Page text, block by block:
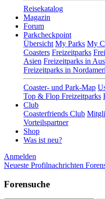
Reisekatalog
Magazin
Forum
Parkcheckpoint
Übersicht My Parks My
Coasters Freizeitparks
Asien Freizeitparks in
Freizeitparks in
Coaster- und Park-Map
Top & Flop Freizeitparks
Club
Coasterfriends Club
Vorteilspartner
Shop
Was ist neu?
Anmelden
Neueste Profilnachrichten
Forensuche